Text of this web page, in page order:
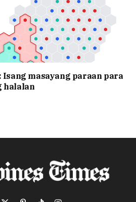
masayang paraan para
halalan